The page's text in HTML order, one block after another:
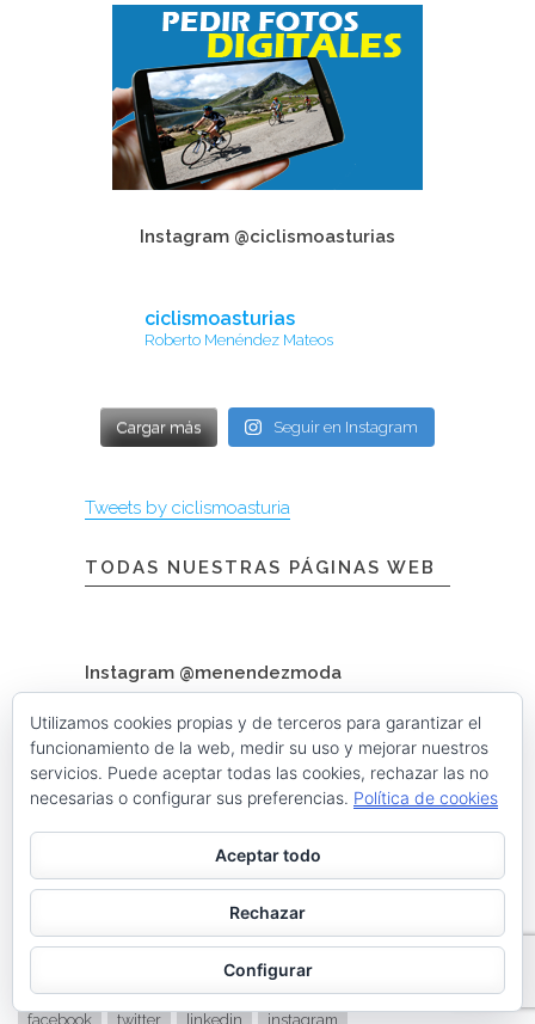
Instagram @ciclismoasturias
ciclismoasturias
Roberto Menéndez Mateos
Cargar más Seguir en Instagram
Tweets by ciclismoasturia
TODAS NUESTRAS PÁGINAS WEB
Instagram @menendezmoda
menendezmoda
Menéndez Moda hombre
Seguir en Instagram
Contacta con nosotros
facebook twitter linkedin instagram
Utilizamos cookies propias y de terceros para garantizar el
funcionamiento de la web, medir su uso y mejorar nuestros
servicios. Puede aceptar todas las cookies, rechazar las no
necesarias o configurar sus preferencias. Política de cookies
Aceptar todo
Rechazar
Configurar